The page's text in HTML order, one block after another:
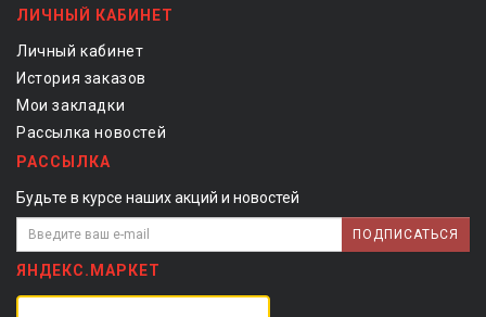
ЛИЧНЫЙ КАБИНЕТ
Личный кабинет
История заказов
Мои закладки
Рассылка новостей
РАССЫЛКА
Будьте в курсе наших акций и новостей
ПОДПИСАТЬСЯ
ЯНДЕКС.МАРКЕТ